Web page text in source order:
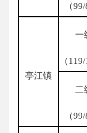
（99/
亭江镇
一
（119/
二
（99/